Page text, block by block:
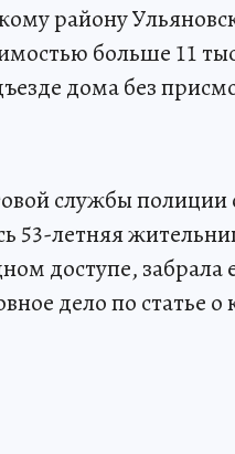
району
больше 11
дома без
службы
53-летняя
доступе, забрала
дело по статье о